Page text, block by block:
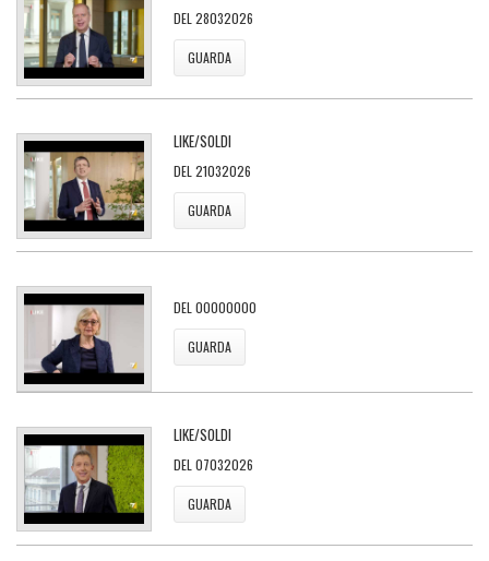
DEL 28032026
GUARDA
LIKE/SOLDI
DEL 21032026
GUARDA
DEL 00000000
GUARDA
LIKE/SOLDI
DEL 07032026
GUARDA